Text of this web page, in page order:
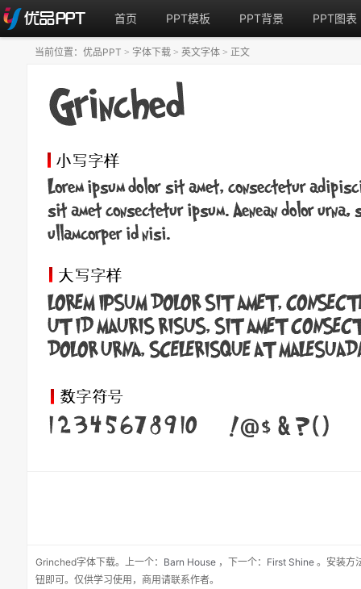
首页 PPT模板 PPT背景 PPT图表
Grinched字体下载。 上一个： Barn House ， 下一个： First Shine 。安装方
钮即可。仅供学习使用，商用请联系作者。
当前位置： 优品PPT > 字体下载 > 英文字体 > 正文